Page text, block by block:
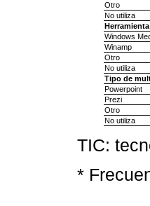
Otro
No utiliza
Windows
Winamp
Otro
No utiliza
Tipo de
Powerpoint
Prezi
Otro
No utiliza
TIC:
*